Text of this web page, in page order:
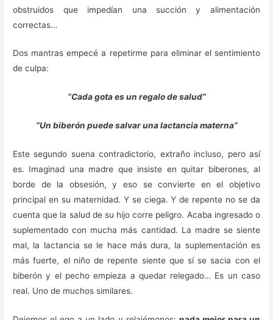
obstruidos que impedían una succión y alimentación
correctas…
Dos mantras empecé a repetirme para eliminar el sentimiento
de culpa:
“Cada gota es un regalo de salud”
“Un biberón puede salvar una lactancia materna”
Este segundo suena contradictorio, extraño incluso, pero así
es. Imaginad una madre que insiste en quitar biberones, al
borde de la obsesión, y eso se convierte en el objetivo
principal en su maternidad. Y se ciega. Y de repente no se da
cuenta que la salud de su hijo corre peligro. Acaba ingresado o
suplementado con mucha más cantidad. La madre se siente
mal, la lactancia se le hace más dura, la suplementación es
más fuerte, el niño de repente siente que sí se sacia con el
biberón y el pecho empieza a quedar relegado… Es un caso
real. Uno de muchos similares.